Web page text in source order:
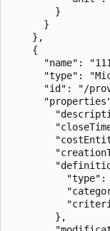
        }
      }
    },
    {
"name":
"type":
"id": "/
"type":
        },